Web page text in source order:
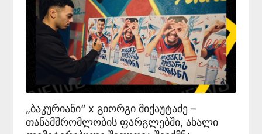
„ბაკურიანი“ x გიორგი მიქაუტაძე –
თანამშრომლობის ფარგლებში, ახალი